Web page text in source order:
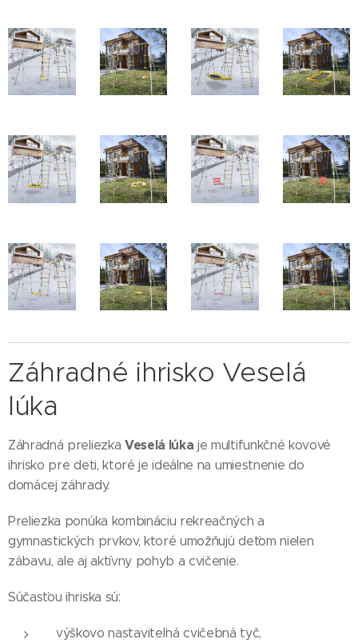
Záhradné ihrisko Veselá
lúka
Záhradná preliezka Veselá lúka je multifunkčné kovové
ihrisko pre deti, ktoré je ideálne na umiestnenie do
domácej záhrady.
Preliezka ponúka kombináciu rekreačných a
gymnastických prvkov, ktoré umožňujú deťom nielen
zábavu, ale aj aktívny pohyb a cvičenie.
Súčasťou ihriska sú:
výškovo nastaviteľná cvičebná tyč,